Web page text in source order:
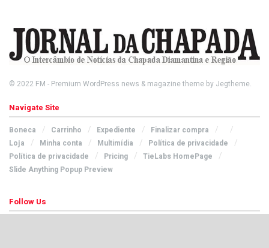
© 2022 FM - Premium WordPress news & magazine theme by Jegtheme.
Navigate Site
Boneca Carrinho Expediente
Finalizar compra
Loja
Minha conta Multimídia
Política de privacidade
Política de privacidade
Pricing
TieLabs HomePage
Slide Anything Popup Preview
Follow Us